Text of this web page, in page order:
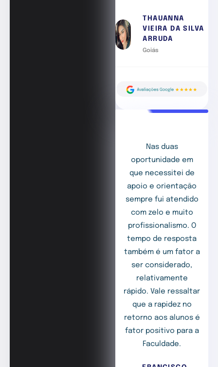
THAUANNA
VIEIRA DA SILVA
ARRUDA
Goiás
Nas duas
oportunidade em
que necessitei de
apoio e orientação
sempre fui atendido
com zelo e muito
profissionalismo. O
tempo de resposta
também é um fator a
ser considerado,
relativamente
rápido. Vale ressaltar
que a rapidez no
retorno aos alunos é
fator positivo para a
Faculdade.